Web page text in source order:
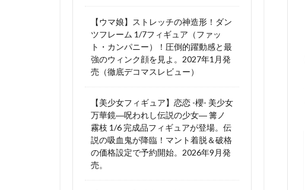
【ウマ娘】ストレッチの神造形！ダン
ツフレーム 1/7フィギュア（ファッ
ト・カンパニー）！圧倒的躍動感と最
強のウィンク顔を見よ。2027年1月発
売（徹底デコマスレビュー）
【美少女フィギュア】恋恋 -櫻- 美少女
万華鏡―呪われし伝説の少女― 篝ノ
霧枝 1/6 完成品フィギュアが登場。伝
説の吸血鬼が降臨！マント着脱＆破格
の価格設定で予約開始。2026年9月発
売。